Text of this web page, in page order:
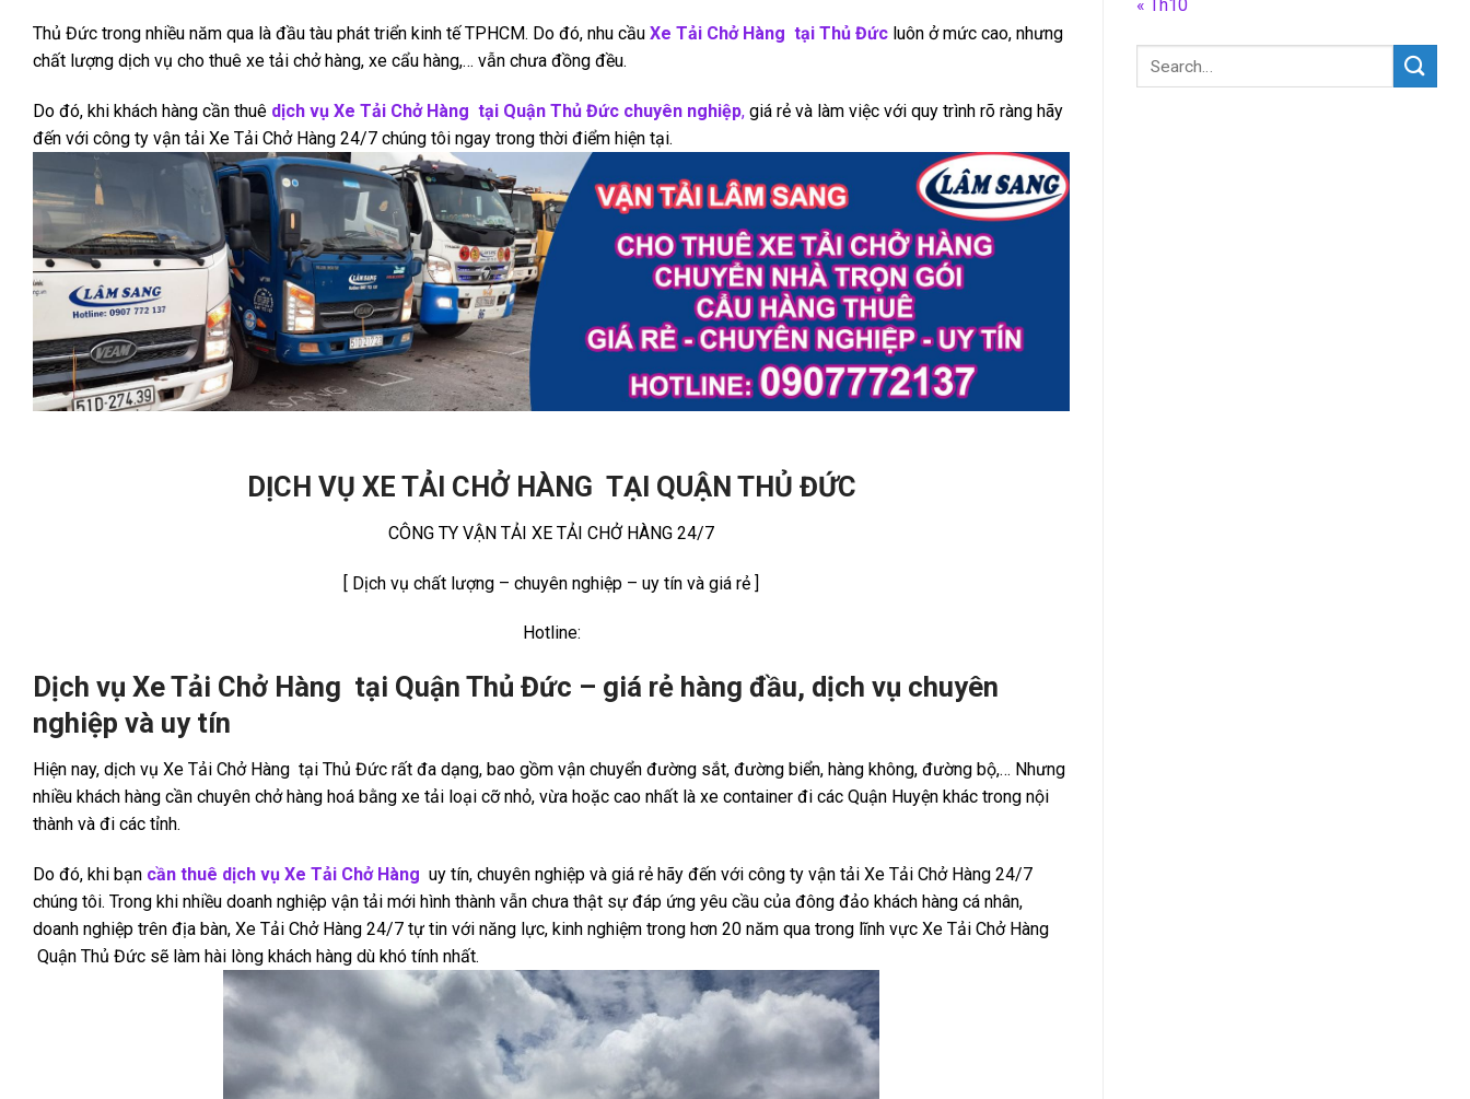
Thủ Đức trong nhiều năm qua là đầu tàu phát triển kinh tế TPHCM. Do đó, nhu cầu Xe Tải Chở Hàng tại Thủ Đức luôn ở mức cao, nhưng
chất lượng dịch vụ cho thuê xe tải chở hàng, xe cẩu hàng,… vẫn chưa đồng đều.
Do đó, khi khách hàng cần thuê dịch vụ Xe Tải Chở Hàng tại Quận Thủ Đức chuyên nghiệp, giá rẻ và làm việc với quy trình rõ ràng hãy
đến với công ty vận tải Xe Tải Chở Hàng 24/7 chúng tôi ngay trong thời điểm hiện tại.
DỊCH VỤ XE TẢI CHỞ HÀNG TẠI QUẬN THỦ ĐỨC
CÔNG TY VẬN TẢI XE TẢI CHỞ HÀNG 24/7
[ Dịch vụ chất lượng – chuyên nghiệp – uy tín và giá rẻ ]
Hotline:
Dịch vụ Xe Tải Chở Hàng tại Quận Thủ Đức – giá rẻ hàng đầu, dịch vụ chuyên
nghiệp và uy tín
Hiện nay, dịch vụ Xe Tải Chở Hàng tại Thủ Đức rất đa dạng, bao gồm vận chuyển đường sắt, đường biển, hàng không, đường bộ,… Nhưng
nhiều khách hàng cần chuyên chở hàng hoá bằng xe tải loại cỡ nhỏ, vừa hoặc cao nhất là xe container đi các Quận Huyện khác trong nội
thành và đi các tỉnh.
Do đó, khi bạn cần thuê dịch vụ Xe Tải Chở Hàng uy tín, chuyên nghiệp và giá rẻ hãy đến với công ty vận tải Xe Tải Chở Hàng 24/7
chúng tôi. Trong khi nhiều doanh nghiệp vận tải mới hình thành vẫn chưa thật sự đáp ứng yêu cầu của đông đảo khách hàng cá nhân,
doanh nghiệp trên địa bàn, Xe Tải Chở Hàng 24/7 tự tin với năng lực, kinh nghiệm trong hơn 20 năm qua trong lĩnh vực Xe Tải Chở Hàng
Quận Thủ Đức sẽ làm hài lòng khách hàng dù khó tính nhất.
« Th10